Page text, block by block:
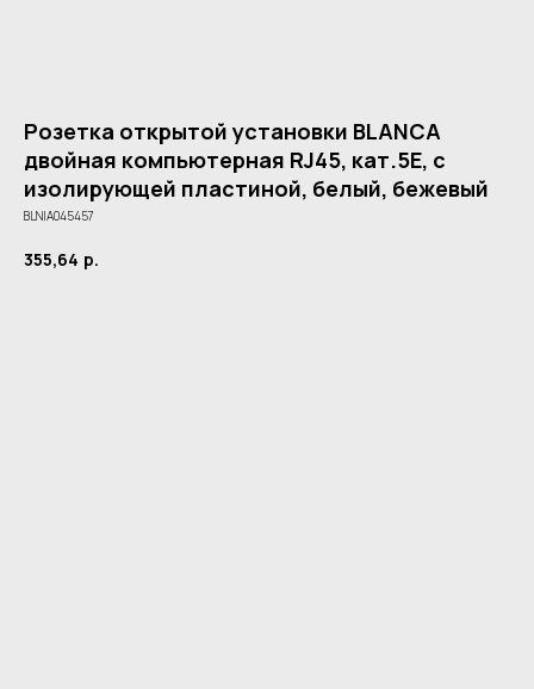
Розетка открытой установки BLANCA
двойная компьютерная RJ45, кат.5E, с
изолирующей пластиной, белый, бежевый
BLNIA045457
355,64 р.